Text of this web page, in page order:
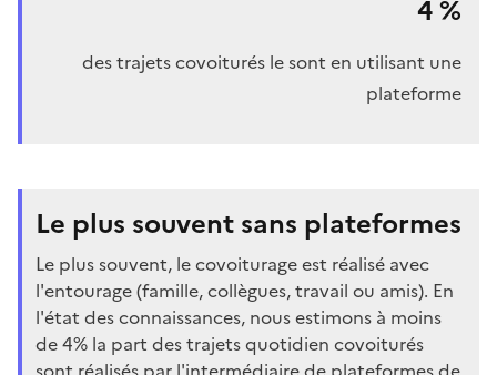
4%
des trajets covoiturés le sont en utilisant une
plateforme
Le plus souvent sans plateformes
Le plus souvent, le covoiturage est réalisé avec
l'entourage (famille, collègues, travail ou amis). En
l'état des connaissances, nous estimons à moins
de 4% la part des trajets quotidien covoiturés